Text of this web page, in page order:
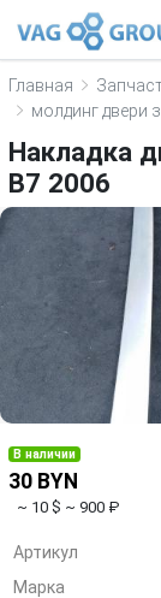
Главная
молдинг двери
Накладка
B7 2006
В наличии
30 BYN
~ 10 $ ~ 900 ₽
Артикул
Марка